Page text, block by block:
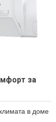
за
в доме